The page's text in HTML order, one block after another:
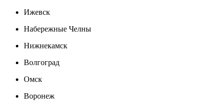
Ижевск
Набережные Челны
Нижнекамск
Волгоград
Омск
Воронеж